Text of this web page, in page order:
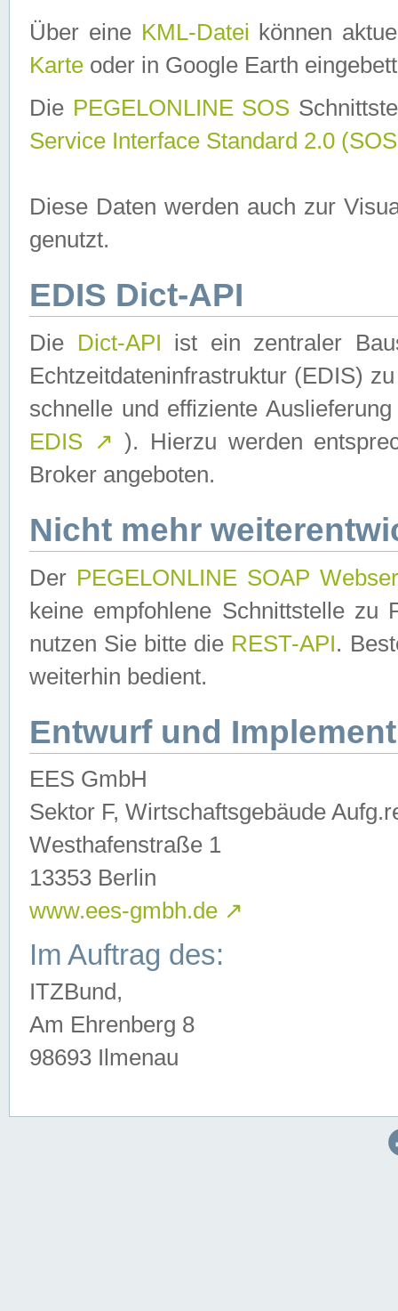
Über eine KML-Datei können
Karte oder in Google Earth
Die PEGELONLINE SOS
Service Interface Standard 2.0
Diese Daten werden auch zur
genutzt.
EDIS Dict-API
Die Dict-API ist ein zentraler
Echtzeitdateninfrastruktur (EDIS)
schnelle und effiziente
EDIS ↗ ). Hierzu werden
Broker angeboten.
Nicht mehr
Der PEGELONLINE SOAP
keine empfohlene Schnittstelle zu
nutzen Sie bitte die REST-API.
weiterhin bedient.
Entwurf und
EES GmbH
Sektor F, Wirtschaftsgebäude
Westhafenstraße 1
13353 Berlin
www.ees-gmbh.de ↗
Im Auftrag des:
ITZBund,
Am Ehrenberg 8
98693 Ilmenau